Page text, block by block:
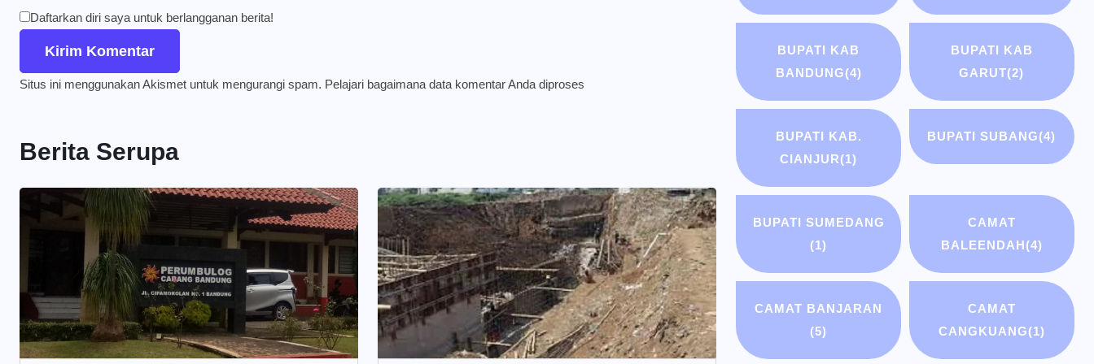
Daftarkan diri saya untuk berlangganan berita!
Situs ini menggunakan Akismet untuk mengurangi spam. Pelajari bagaimana data komentar Anda diproses
Berita Serupa
BUPATI KAB
BANDUNG(4)
BUPATI KAB
GARUT(2)
BUPATI KAB.
CIANJUR(1)
BUPATI SUBANG(4)
BUPATI SUMEDANG
(1)
CAMAT
BALEENDAH(4)
CAMAT BANJARAN
(5)
CAMAT
CANGKUANG(1)